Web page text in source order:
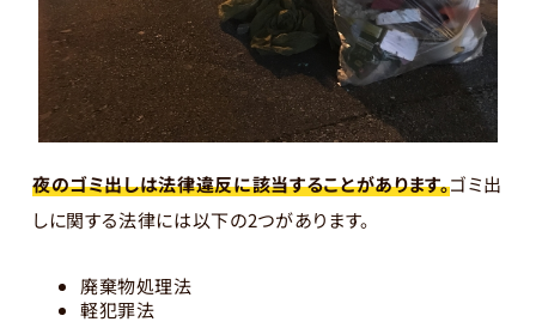
夜のゴミ出しは法律違反に該当することがあります。ゴミ出
しに関する法律には以下の2つがあります。
廃棄物処理法
軽犯罪法